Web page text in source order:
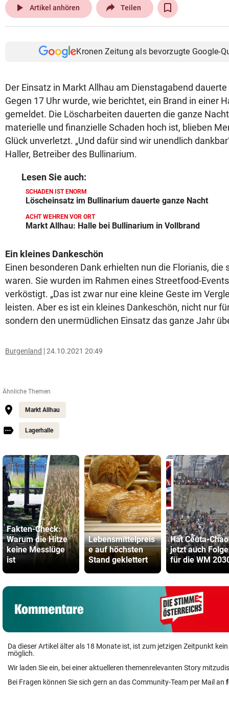
play_arrow Artikel anhören Teilen
Kronen Zeitung als bevorzugte Google-
Der Einsatz in Markt Allhau am Dienstagabend
Gegen 17 Uhr wurde, wie berichtet, ein Brand in einer
gemeldet. Die Löscharbeiten dauerten die ganze
materielle und finanzielle Schaden hoch ist, blieben
Glück unverletzt. „Und dafür sind wir unendlich
Haller, Betreiber des Bullinarium.
Lesen Sie auch:
SCHADEN IST ENORM
Löscheinsatz im Bullinarium dauerte ganze Nacht
ACHT WEHREN VOR ORT
Markt Allhau: Halle bei Bullinarium in Vollbrand
Ein kleines Dankeschön
Einen besonderen Dank erhielten nun die Florianis, die
waren. Sie wurden im Rahmen eines Streetfood-
verköstigt. „Das ist zwar nur eine kleine Geste im
leisten. Aber es ist ein kleines Dankeschön, nicht nur
sondern den unermüdlichen Einsatz das ganze Jahr
Burgenland 24.10.2021 20:49
Ähnliche Themen
Markt Allhau
Lagerhalle
Fakten-Check:
Warum die Hitze
keine Messlüge
ist
Lebensmittelpreis
e auf höchsten
Stand geklettert
Hat Ceuta-
jetzt auch
für die WM
Da dieser Artikel älter als 18 Monate ist, ist zum jetzigen Zeitpunkt
möglich.
Wir laden Sie ein, bei einer aktuelleren themenrelevanten Story
Bei Fragen können Sie sich gern an das Community-Team per Mail an